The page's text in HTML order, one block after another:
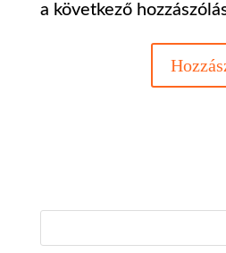
a következő